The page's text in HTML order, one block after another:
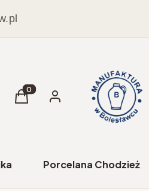
Produkty w koszyku: 0.
Koszyk Zaloguj się
Porcelana Chodzież